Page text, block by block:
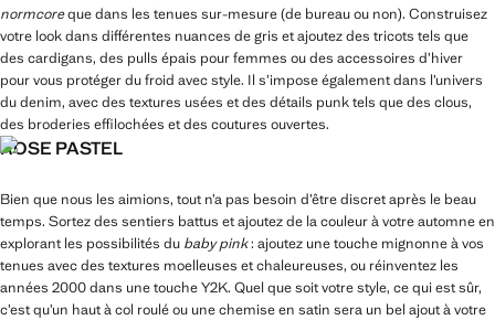
normcoreque dans les tenues sur-mesure (de bureau ou non). Construisez
votre look dans différentes nuances de gris et ajoutez des tricots tels que
des cardigans, des pulls épais pour femmes ou des accessoires d’hiver
pour vous protéger du froid avec style. Il s’impose également dans l’univers
du denim, avec des textures usées et des détails punk tels que des clous,
des broderies effilochées et des coutures ouvertes.
ROSE PASTEL
Bien que nous les aimions, tout n’a pas besoin d’être discret après le beau
temps. Sortez des sentiers battus et ajoutez de la couleur à votre automne en
explorant les possibilités du baby pink: ajoutez une touche mignonne à vos
tenues avec des textures moelleuses et chaleureuses, ou réinventez les
années 2000 dans une touche Y2K. Quel que soit votre style, ce qui est sûr,
c’est qu’un haut à col roulé ou une chemise en satin sera un bel ajout à votre